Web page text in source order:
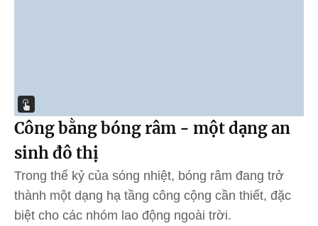
Công bằng bóng râm - một dạng an
sinh đô thị
Trong thế kỷ của sóng nhiệt, bóng râm đang trở
thành một dạng hạ tầng công cộng cần thiết, đặc
biệt cho các nhóm lao động ngoài trời.